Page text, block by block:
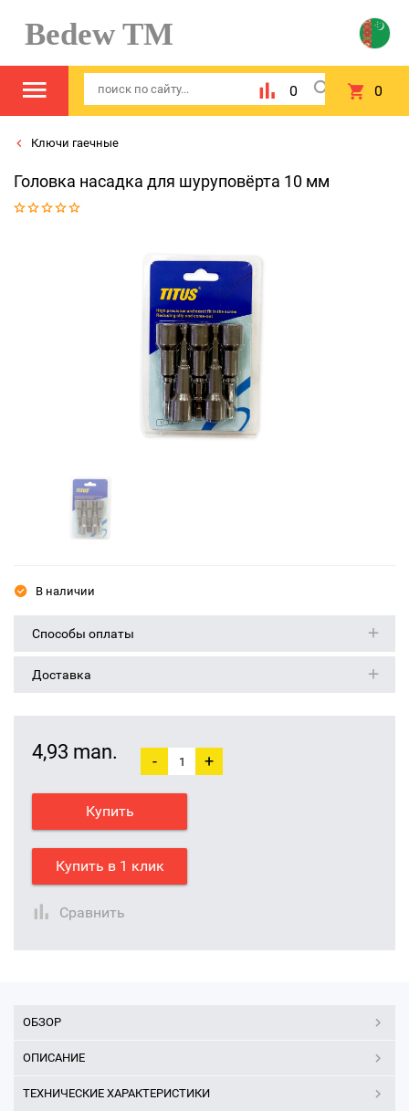
Bedew TM
0 0
Ключи гаечные
Головка насадка для шуруповёрта 10 мм
В наличии
Способы оплаты
Доставка
4,93 man. - +
Купить
Купить в 1 клик
Сравнить
ОБЗОР
ОПИСАНИЕ
ТЕХНИЧЕСКИЕ ХАРАКТЕРИСТИКИ